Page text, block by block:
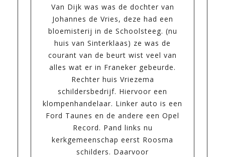
Van Dijk was was de dochter van
Johannes de Vries, deze had een
bloemisterij in de Schoolsteeg. (nu
huis van Sinterklaas) ze was de
courant van de beurt wist veel van
alles wat er in Franeker gebeurde.
Rechter huis Vriezema
schildersbedrijf. Hiervoor een
klompenhandelaar. Linker auto is een
Ford Taunes en de andere een Opel
Record. Pand links nu
kerkgemeenschap eerst Roosma
schilders. Daarvoor